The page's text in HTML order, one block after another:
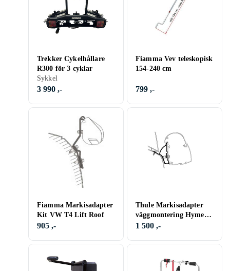
Trekker Cykelhållare
R300 för 3 cyklar
Sykkel
3 990 ,-
Fiamma Vev teleskopisk
154-240 cm
799 ,-
Fiamma Markisadapter
Kit VW T4 Lift Roof
905 ,-
Thule Markisadapter
väggmontering Hymer
Car 302 Ducato
1 500 ,-